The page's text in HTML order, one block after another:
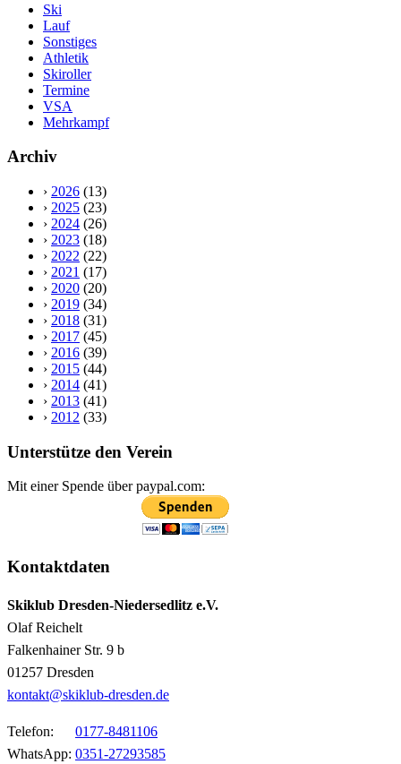
Ski
Lauf
Sonstiges
Athletik
Skiroller
Termine
VSA
Mehrkampf
Archiv
› 2026 (13)
› 2025 (23)
› 2024 (26)
› 2023 (18)
› 2022 (22)
› 2021 (17)
› 2020 (20)
› 2019 (34)
› 2018 (31)
› 2017 (45)
› 2016 (39)
› 2015 (44)
› 2014 (41)
› 2013 (41)
› 2012 (33)
Unterstütze den Verein
Mit einer Spende über paypal.com:
Kontaktdaten
Skiklub Dresden-Niedersedlitz e.V.
Olaf Reichelt
Falkenhainer Str. 9 b
01257 Dresden
kontakt@skiklub-dresden.de
Telefon: 0177-8481106
WhatsApp: 0351-27293585